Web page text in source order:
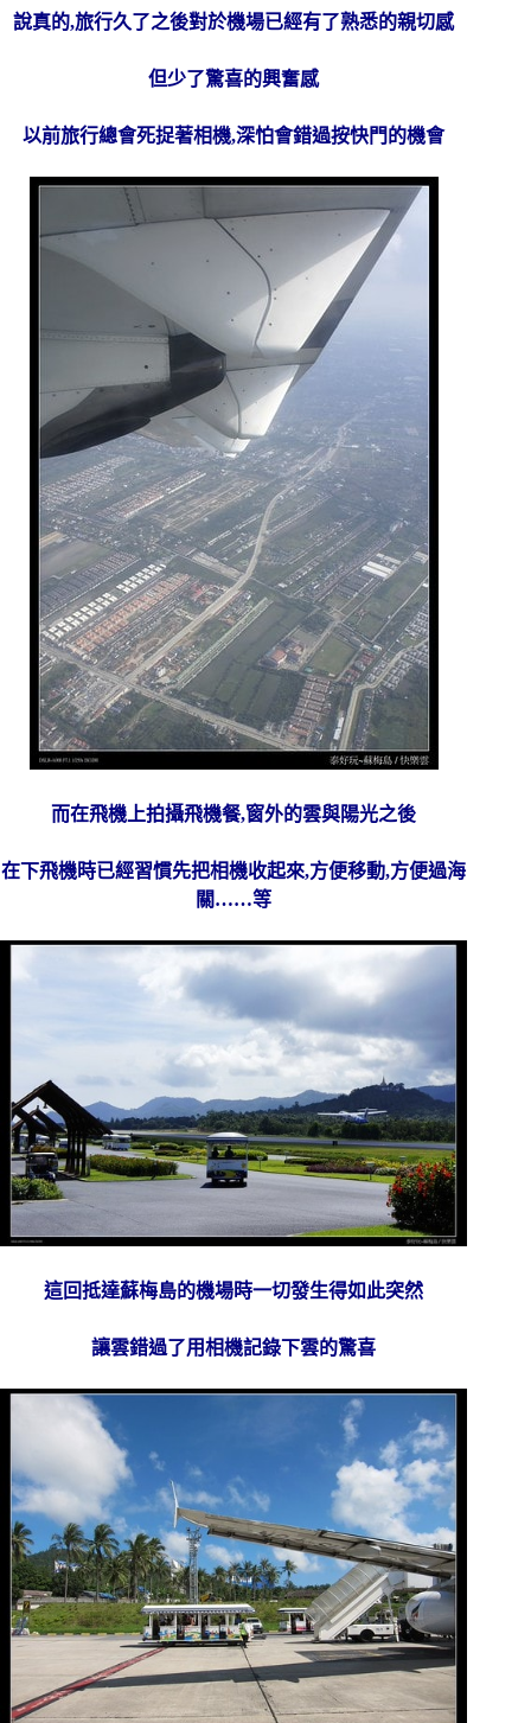
說真的,旅行久了之後對於機場已經有了熟悉的親切感
但少了驚喜的興奮感
以前旅行總會死捉著相機,深怕會錯過按快門的機會
而在飛機上拍攝飛機餐,窗外的雲與陽光之後
在下飛機時已經習慣先把相機收起來,方便移動,方便過海
關……等
這回抵達蘇梅島的機場時一切發生得如此突然
讓雲錯過了用相機記錄下雲的驚喜